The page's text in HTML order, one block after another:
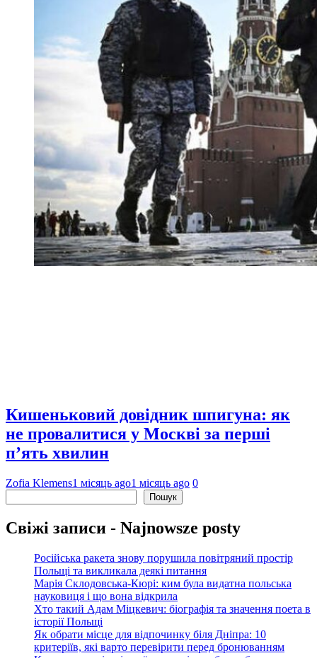
Кишеньковий довідник шпигуна: як
не провалитися у Москві за перші
п’ять хвилин
Zofia Klemens1 місяць ago1 місяць ago 0
Пошук
Свіжі записи - Najnowsze posty
Російська ракета знову порушила повітряний простір
Польщі та викликала деякі питання
Марія Склодовська-Кюрі: ким була видатна польська
науковиця і що вона відкрила
Хто такий Адам Міцкевич: біографія та значення поета в
історії Польщі
Як обрати місце для відпочинку біля Дніпра: 10
критеріїв, які варто перевірити перед бронюванням